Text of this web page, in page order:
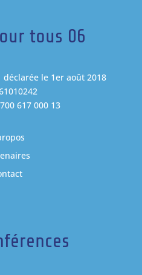
tous 06
déclarée le 1er août 2018
617 000 13